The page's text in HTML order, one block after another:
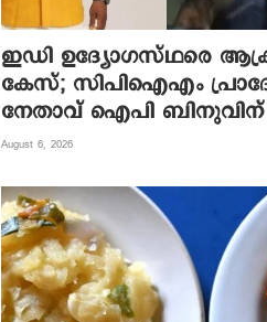
ഇഡി ഉദ്യോഗസ്ഥരെ
കേസ്; സിപിഐഎം
നേതാവ് ഐപി ബിനുവിന്
August 6, 2026